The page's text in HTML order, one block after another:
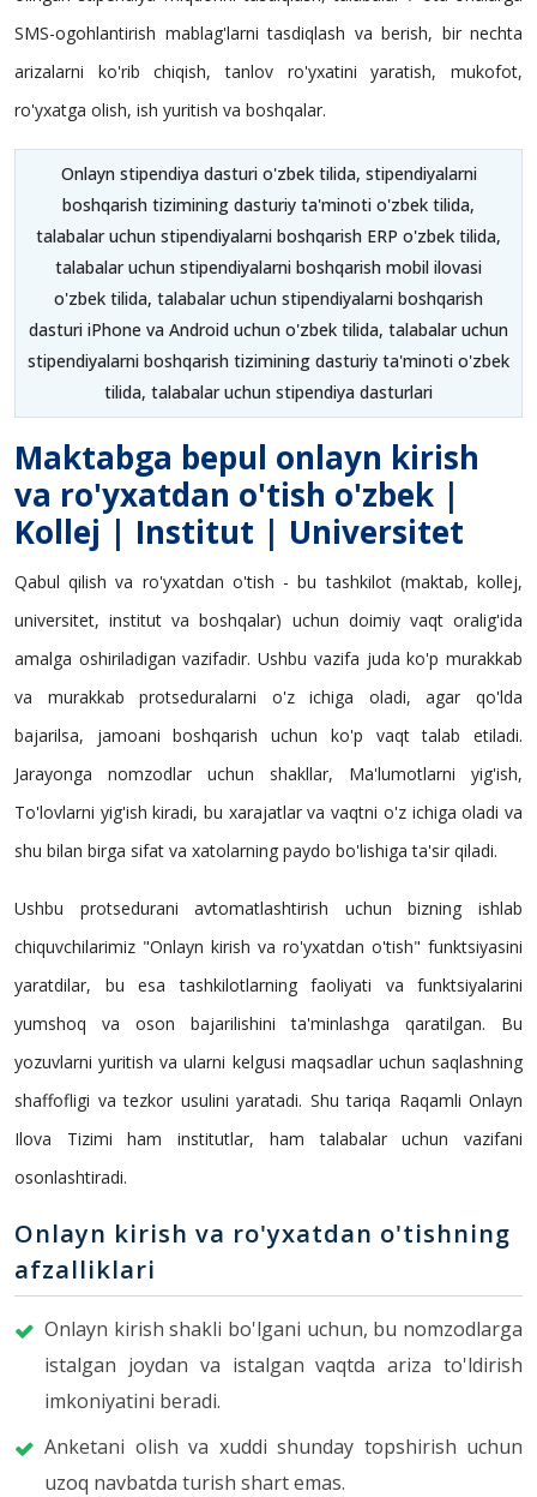
SMS-ogohlantirish mablag'larni tasdiqlash va berish, bir nechta
arizalarni ko'rib chiqish, tanlov ro'yxatini yaratish, mukofot,
ro'yxatga olish, ish yuritish va boshqalar.
Onlayn stipendiya dasturi o'zbek tilida, stipendiyalarni
boshqarish tizimining dasturiy ta'minoti o'zbek tilida,
talabalar uchun stipendiyalarni boshqarish ERP o'zbek tilida,
talabalar uchun stipendiyalarni boshqarish mobil ilovasi
o'zbek tilida, talabalar uchun stipendiyalarni boshqarish
dasturi iPhone va Android uchun o'zbek tilida, talabalar uchun
stipendiyalarni boshqarish tizimining dasturiy ta'minoti o'zbek
tilida, talabalar uchun stipendiya dasturlari
Maktabga bepul onlayn kirish
va ro'yxatdan o'tish o'zbek |
Kollej | Institut | Universitet
Qabul qilish va ro'yxatdan o'tish - bu tashkilot (maktab, kollej,
universitet, institut va boshqalar) uchun doimiy vaqt oralig'ida
amalga oshiriladigan vazifadir. Ushbu vazifa juda ko'p murakkab
va murakkab protseduralarni o'z ichiga oladi, agar qo'lda
bajarilsa, jamoani boshqarish uchun ko'p vaqt talab etiladi.
Jarayonga nomzodlar uchun shakllar, Ma'lumotlarni yig'ish,
To'lovlarni yig'ish kiradi, bu xarajatlar va vaqtni o'z ichiga oladi va
shu bilan birga sifat va xatolarning paydo bo'lishiga ta'sir qiladi.
Ushbu protsedurani avtomatlashtirish uchun bizning ishlab
chiquvchilarimiz "Onlayn kirish va ro'yxatdan o'tish" funktsiyasini
yaratdilar, bu esa tashkilotlarning faoliyati va funktsiyalarini
yumshoq va oson bajarilishini ta'minlashga qaratilgan. Bu
yozuvlarni yuritish va ularni kelgusi maqsadlar uchun saqlashning
shaffofligi va tezkor usulini yaratadi. Shu tariqa Raqamli Onlayn
Ilova Tizimi ham institutlar, ham talabalar uchun vazifani
osonlashtiradi.
Onlayn kirish va ro'yxatdan o'tishning
afzalliklari
Onlayn kirish shakli bo'lgani uchun, bu nomzodlarga
istalgan joydan va istalgan vaqtda ariza to'ldirish
imkoniyatini beradi.
Anketani olish va xuddi shunday topshirish uchun
uzoq navbatda turish shart emas.